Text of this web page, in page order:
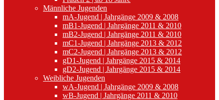
Männliche Jugenden
mA-Jugend | Jahrgänge 2009 & 2008
mB1-Jugend | Jahrgänge 2011 & 2010
mB2-Jugend | Jahrgänge 2011 & 2010
mC1-Jugend | Jahrgänge 2013 & 2012
mC2-Jugend | Jahrgänge 2013 & 2012
gD1-Jugend | Jahrgänge 2015 & 2014
gD2-Jugend | Jahrgänge 2015 & 2014
Weibliche Jugenden
wA-Jugend | Jahrgänge 2009 & 2008
wB-Jugend | Jahrgänge 2011 & 2010